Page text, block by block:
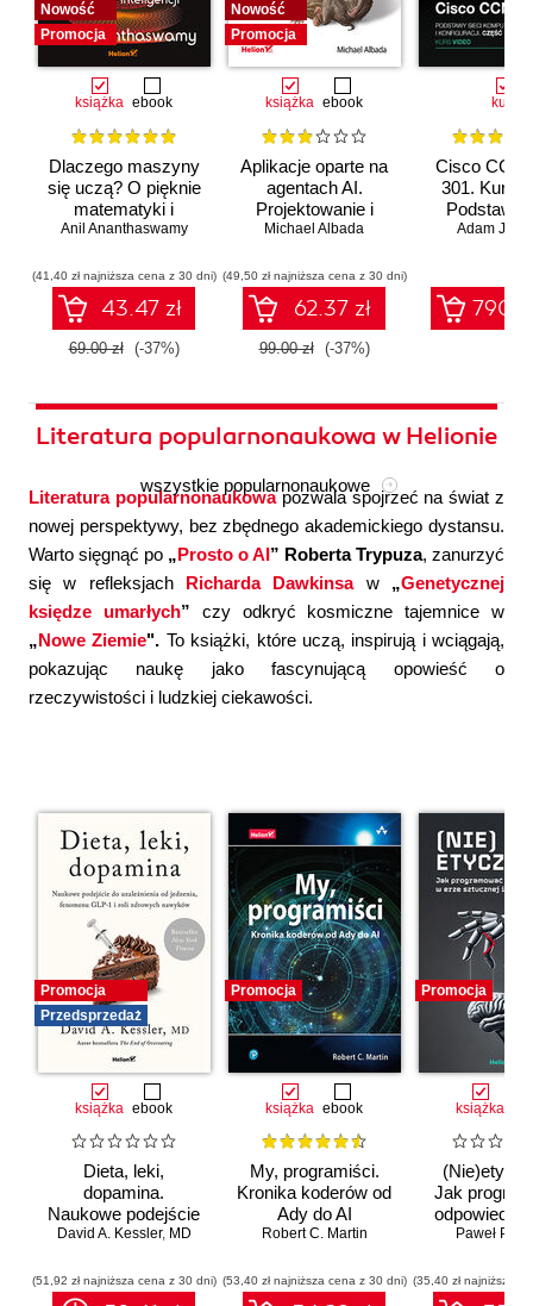
Nowość
Promocja
książka ebook
Dlaczego maszyny
się uczą? O pięknie
matematyki i
działaniu
sztucznej
Anil Ananthaswamy
(41,40 zł najniższa cena z 30 dni)
43.47 zł
69.00 zł (-37%)
Nowość
Promocja
książka ebook
Aplikacje oparte na
agentach AI.
Projektowanie i
wdrażanie
wieloagentowych
Michael Albada
(49,50 zł najniższa cena z 30 dni)
62.37 zł
99.00 zł (-37%)
kurs
Cisco
301. Kurs
Podstawy
Adam
Literatura popularnonaukowa w Helionie
Literatura popularnonaukowapozwala spojrzeć na świat z
nowej perspektywy, bez zbędnego akademickiego dystansu.
Warto sięgnąć po „Prosto o AI” Roberta Trypuza, zanurzyć
się w refleksjach Richarda Dawkinsaw „Genetycznej
księdze umarłych” czy odkryć kosmiczne tajemnice w
„Nowe Ziemie". To książki, które uczą, inspirują i wciągają,
pokazując naukę jako fascynującą opowieść o
rzeczywistości i ludzkiej ciekawości.
wszystkie popularnonaukowe
Promocja
Przedsprzedaż
książka ebook
Dieta, leki,
dopamina.
Naukowe podejście
do uzależnienia od
GLP-1 i roli
zdrowych nawyków
David A. Kessler, MD
(51,92 zł najniższa cena z 30 dni)
Promocja
książka ebook
My, programiści.
Kronika koderów od
Ady do AI
Robert C. Martin
(53,40 zł najniższa cena z 30 dni)
Promocja
książka
Jak
erze
Paweł
(35,40 zł najniższa